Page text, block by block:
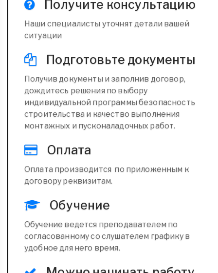
Получите консультацию
Наши специалисты уточнят детали вашей
ситуации
Подготовьте документы
Получив документы и заполнив договор,
дождитесь решения по выбору
индивидуальной программы безопасность
строительства и качество выполнения
монтажных и пусконаладочных работ.
Оплата
Оплата производится по приложенным к
договору реквизитам.
Обучение
Обучение ведется преподавателем по
согласованному со слушателем графику в
удобное для него время.